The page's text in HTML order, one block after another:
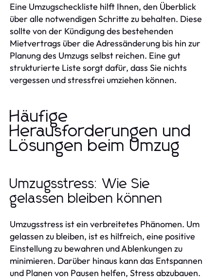
Eine Umzugscheckliste hilft Ihnen, den Überblick
über alle notwendigen Schritte zu behalten. Diese
sollte von der Kündigung des bestehenden
Mietvertrags über die Adressänderung bis hin zur
Planung des Umzugs selbst reichen. Eine gut
strukturierte Liste sorgt dafür, dass Sie nichts
vergessen und stressfrei umziehen können.
Häufige
Herausforderungen und
Lösungen beim Umzug
Umzugsstress: Wie Sie
gelassen bleiben können
Umzugsstress ist ein verbreitetes Phänomen. Um
gelassen zu bleiben, ist es hilfreich, eine positive
Einstellung zu bewahren und Ablenkungen zu
minimieren. Darüber hinaus kann das Entspannen
und Planen von Pausen helfen, Stress abzubauen.